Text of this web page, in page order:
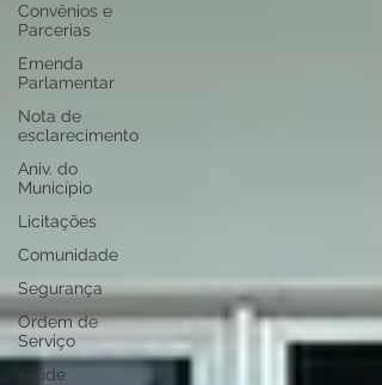
Convênios e
Parcerias
Emenda
Parlamentar
Nota de
esclarecimento
Aniv. do
Município
Licitações
Comunidade
Segurança
Ordem de
Serviço
saúde